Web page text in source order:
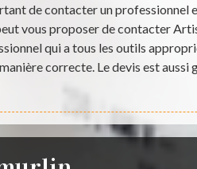
de contacter un professionnel
vous proposer de contacter
qui a tous les outils
correcte. Le devis est aussi